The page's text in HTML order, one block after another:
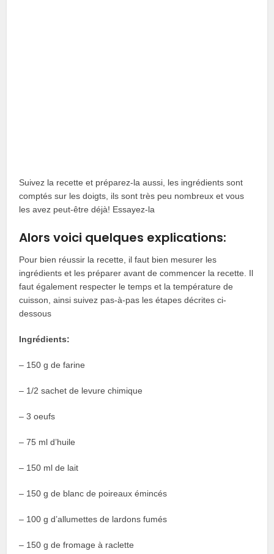
Suivez la recette et préparez-la aussi, les ingrédients sont
comptés sur les doigts, ils sont très peu nombreux et vous
les avez peut-être déjà! Essayez-la
Alors voici quelques explications:
Pour bien réussir la recette, il faut bien mesurer les
ingrédients et les préparer avant de commencer la recette. Il
faut également respecter le temps et la température de
cuisson, ainsi suivez pas-à-pas les étapes décrites ci-
dessous
Ingrédients:
– 150 g de farine
– 1/2 sachet de levure chimique
– 3 oeufs
– 75 ml d’huile
– 150 ml de lait
– 150 g de blanc de poireaux émincés
– 100 g d’allumettes de lardons fumés
– 150 g de fromage à raclette